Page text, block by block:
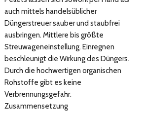
auch mittels handelsüblicher
Düngerstreuer sauber und staubfrei
ausbringen. Mittlere bis größte
Streuwageneinstellung. Einregnen
beschleunigt die Wirkung des Düngers.
Durch die hochwertigen organischen
Rohstoffe gibt es keine
Verbrennungsgefahr.
Zusammensetzung